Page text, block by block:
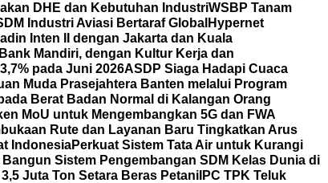
DHE dan Kebutuhan IndustriWSBP Tanam
Industri Aviasi Bertaraf Global Hypernet
Inten II dengan Jakarta dan Kuala
Mandiri, dengan Kultur Kerja dan
pada Juni 2026ASDP Siaga Hadapi Cuaca
Muda Prasejahtera Banten melalui Program
Berat Badan Normal di Kalangan Orang
MoU untuk Mengembangkan 5G dan FWA
Rute dan Layanan Baru Tingkatkan Arus
IndonesiaPerkuat Sistem Tata Air untuk Kurangi
Bangun Sistem Pengembangan SDM Kelas Dunia di
Juta Ton Setara Beras Petani IPC TPK Teluk